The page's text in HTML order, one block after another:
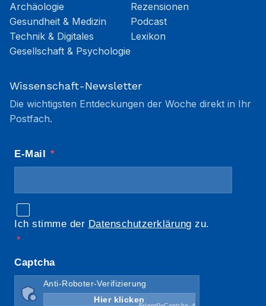
Archäologie
Gesundheit & Medizin
Technik & Digitales
Gesellschaft & Psychologie
Rezensionen
Podcast
Lexikon
Wissenschaft-Newsletter
Die wichtigsten Entdeckungen der Woche direkt in Ihr
Postfach.